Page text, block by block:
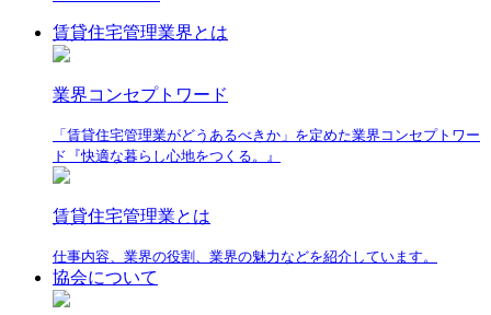
賃貸住宅管理業界とは
業界コンセプトワード
「賃貸住宅管理業がどうあるべきか」を定めた業界コンセプトワー
ド『快適な暮らし心地をつくる。』
賃貸住宅管理業とは
仕事内容、業界の役割、業界の魅力などを紹介しています。
協会について